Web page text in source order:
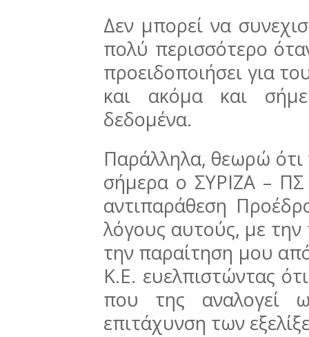
Δεν μπορεί να
πολύ περισσότερο
προειδοποιήσει για
και ακόμα και
δεδομένα.
Παράλληλα, θεωρώ ότι
σήμερα ο ΣΥΡΙΖΑ – ΠΣ
αντιπαράθεση
λόγους αυτούς, με
την παραίτηση μου
Κ.Ε. ευελπιστώντας
που της αναλογεί
επιτάχυνση των